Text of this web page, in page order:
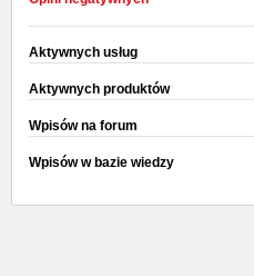
Aktywnych usług
Aktywnych produktów
Wpisów na forum
Wpisów w bazie wiedzy